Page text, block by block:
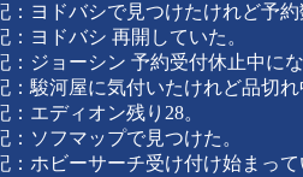
：ヨドバシで見つけたけれど予
：ヨドバシ 再開していた。
：ジョーシン 予約受付休止中に
：駿河屋に気付いたけれど品切れ
：エディオン残り28。
：ソフマップで見つけた。
：ホビーサーチ受け付け始まって